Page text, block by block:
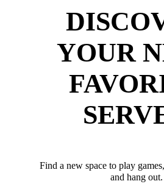
YOUR
Find a new space to play
and hang out.